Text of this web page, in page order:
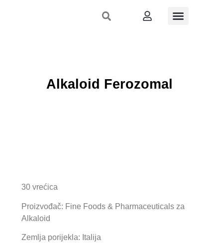
Alkaloid Ferozomal
30 vrećica
Proizvođač: Fine Foods & Pharmaceuticals za
Alkaloid
Zemlja porijekla: Italija